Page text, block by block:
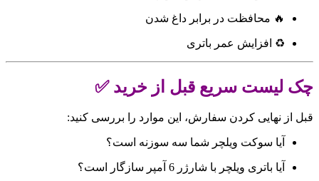
🔥 محافظت در برابر داغ شدن
♻ افزایش عمر باتری
چک لیست سریع قبل از خرید ✅
قبل از نهایی کردن سفارش، این موارد را بررسی کنید:
آیا سوکت ویلچر شما سه سوزنه است؟
آیا باتری ویلچر با شارژر 6 آمپر سازگار است؟